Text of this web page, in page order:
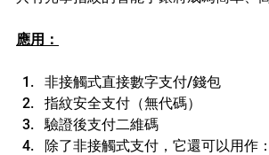
應用：
非接觸式直接數字支付/錢包
指紋安全支付（無代碼）
驗證後支付二維碼
除了非接觸式支付，它還可以用作：